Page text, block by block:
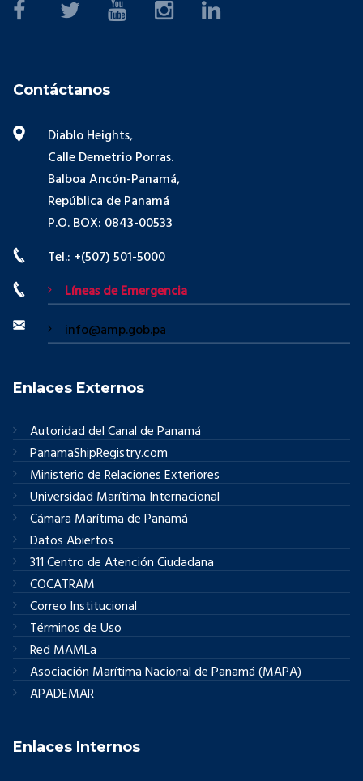
Contáctanos
Diablo Heights,
Calle Demetrio Porras.
Balboa Ancón-Panamá,
República de Panamá
P.O. BOX: 0843-00533
Tel.: +(507) 501-5000
Líneas de Emergencia
info@amp.gob.pa
Enlaces Externos
Autoridad del Canal de Panamá
PanamaShipRegistry.com
Ministerio de Relaciones Exteriores
Universidad Marítima Internacional
Cámara Marítima de Panamá
Datos Abiertos
311 Centro de Atención Ciudadana
COCATRAM
Correo Institucional
Términos de Uso
Red MAMLa
Asociación Marítima Nacional de Panamá (MAPA)
APADEMAR
Enlaces Internos